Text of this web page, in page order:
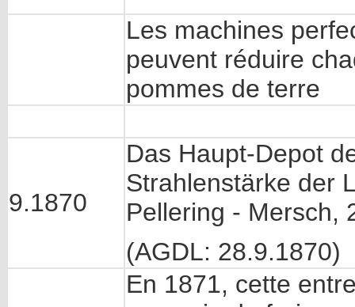
Les machines
peuvent réduire
pommes de terre
9.1870
Das Haupt-Depot
Strahlenstärke der
Pellering - Mersch,
(AGDL: 28.9.1870)
En 1871, cette